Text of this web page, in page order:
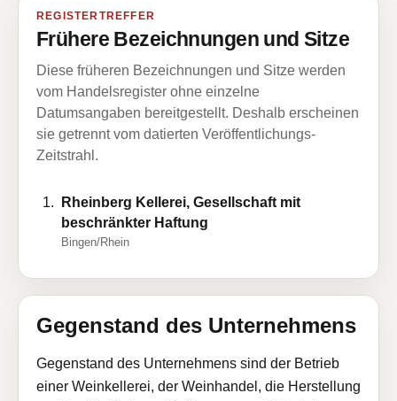
REGISTERTREFFER
Frühere Bezeichnungen und Sitze
Diese früheren Bezeichnungen und Sitze werden
vom Handelsregister ohne einzelne
Datumsangaben bereitgestellt. Deshalb erscheinen
sie getrennt vom datierten Veröffentlichungs-
Zeitstrahl.
Rheinberg Kellerei, Gesellschaft mit
beschränkter Haftung
Bingen/Rhein
Gegenstand des Unternehmens
Gegenstand des Unternehmens sind der Betrieb
einer Weinkellerei, der Weinhandel, die Herstellung